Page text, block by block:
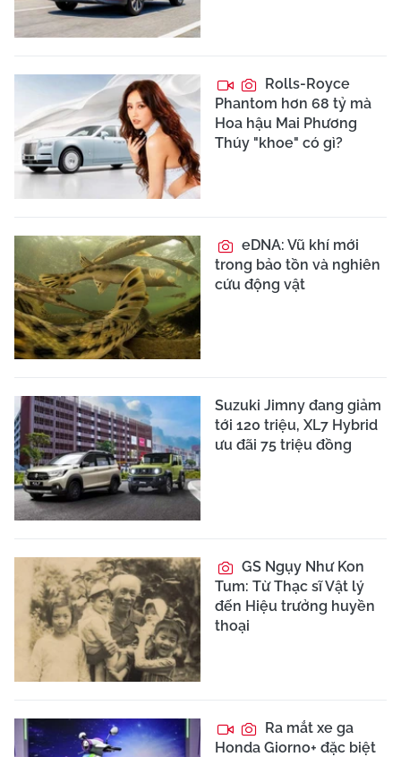
Rolls-Royce
Phantom hơn 68 tỷ mà
Hoa hậu Mai Phương
Thúy "khoe" có gì?
eDNA: Vũ khí mới
trong bảo tồn và nghiên
cứu động vật
Suzuki Jimny đang giảm
tới 120 triệu, XL7 Hybrid
ưu đãi 75 triệu đồng
GS Ngụy Như Kon
Tum: Từ Thạc sĩ Vật lý
đến Hiệu trưởng huyền
thoại
Ra mắt xe ga
Honda Giorno+ đặc biệt